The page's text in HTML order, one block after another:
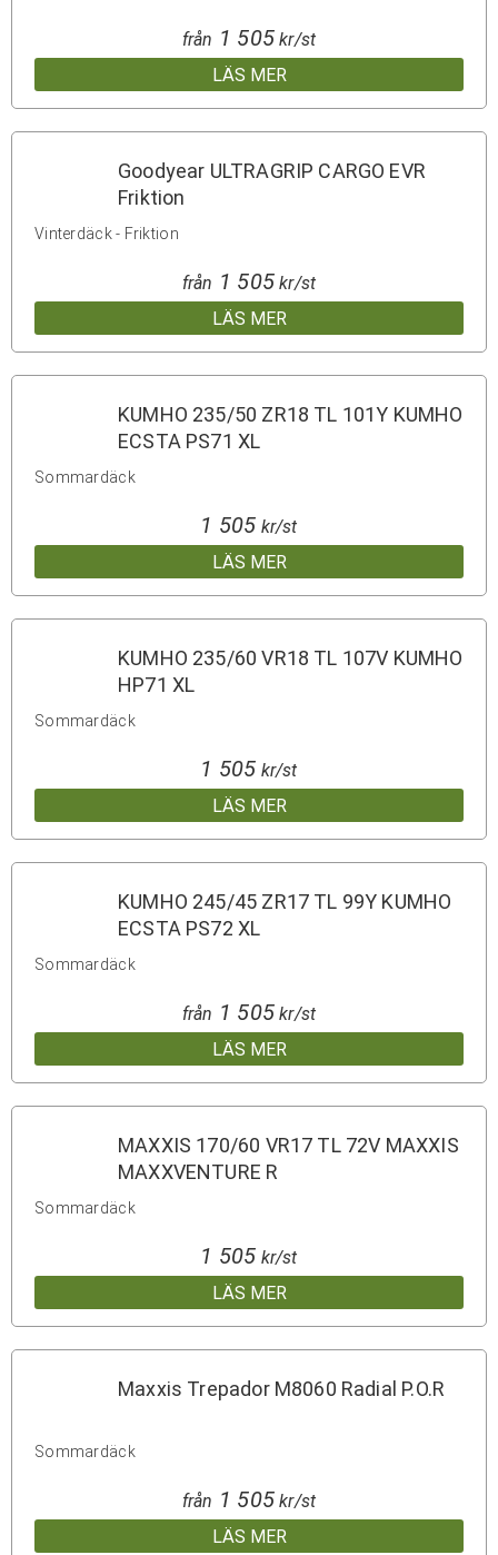
LÄS MER
från 1 505kr/st
Goodyear ULTRAGRIP CARGO EVR
Friktion
Vinterdäck - Friktion
LÄS MER
från 1 505kr/st
KUMHO 235/50 ZR18 TL 101Y KUMHO
ECSTA PS71 XL
Sommardäck
LÄS MER
1 505 kr/st
KUMHO 235/60 VR18 TL 107V KUMHO
HP71 XL
Sommardäck
LÄS MER
1 505 kr/st
KUMHO 245/45 ZR17 TL 99Y KUMHO
ECSTA PS72 XL
Sommardäck
LÄS MER
från 1 505kr/st
MAXXIS 170/60 VR17 TL 72V MAXXIS
MAXXVENTURE R
Sommardäck
LÄS MER
1 505 kr/st
Maxxis Trepador M8060 Radial P.O.R
Sommardäck
LÄS MER
från 1 505kr/st